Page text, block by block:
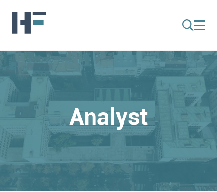
Analyst